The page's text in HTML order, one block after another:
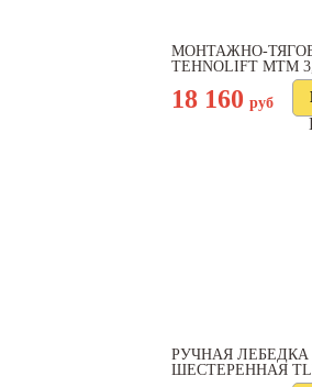
МОНТАЖНО-
TEHNOLIFT МТМ
18 160 руб
РУЧНАЯ ЛЕБЕДКА
ШЕСТЕРЕННАЯ